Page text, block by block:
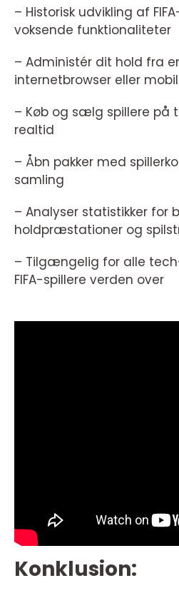
– Historisk udvikling af
voksende funktionaliteter
– Administér dit hold fra
internetbrowser eller
– Køb og sælg spillere på
realtid
– Åbn pakker med
samling
– Analyser statistikker for
holdpræstationer og
– Tilgængelig for alle
FIFA-spillere verden over
Konklusion: